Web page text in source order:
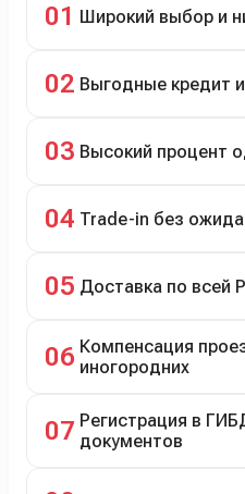
01 Широкий выбор и
подержанные авто.
02 Выгодные кредит
рассрочка 0% на 2 года
03 Высокий процент
04 Trade-in без
05 Доставка по всей
06 Компенсация
иногородних
07 Регистрация в
документов